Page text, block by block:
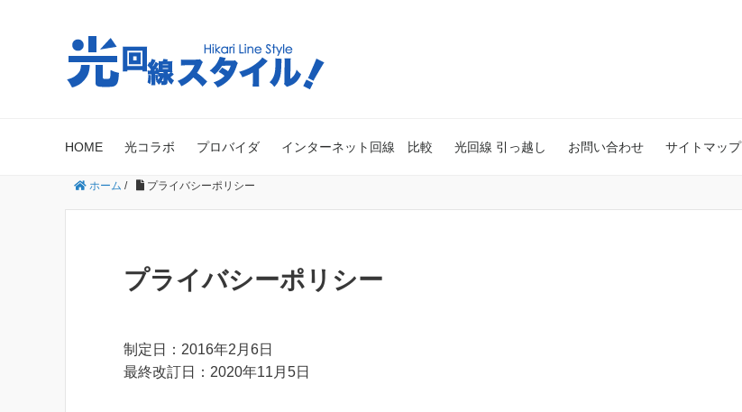
HOME 光コラボ プロバイダ インターネット回線 比較 光回線 引っ越し お問い合わせ サイトマップ
ホーム / プライバシーポリシー
プライバシーポリシー
制定日：2016年2月6日
最終改訂日：2020年11月5日